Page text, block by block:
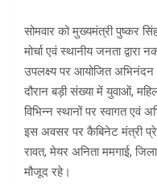
सोमवार को मुख्यमंत्री पुष्कर
मोर्चा एवं स्थानीय जनता
उपलक्ष्य पर आयोजित अभिनंदन
दौरान बड़ी संख्या में युवाओं,
विभिन्न स्थानों पर स्वागत एवं
इस अवसर पर कैबिनेट मंत्री
रावत, मेयर अनिता ममगाई,
मौजूद रहे।